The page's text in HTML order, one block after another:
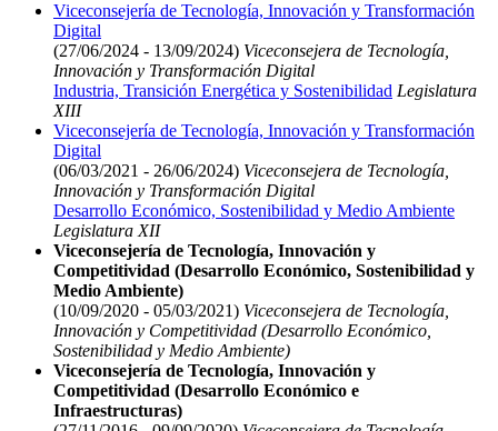
Viceconsejería de Tecnología, Innovación y Transformación
Digital
(27/06/2024 - 13/09/2024) Viceconsejera de Tecnología,
Innovación y Transformación Digital
Industria, Transición Energética y Sostenibilidad Legislatura
XIII
Viceconsejería de Tecnología, Innovación y Transformación
Digital
(06/03/2021 - 26/06/2024) Viceconsejera de Tecnología,
Innovación y Transformación Digital
Desarrollo Económico, Sostenibilidad y Medio Ambiente
Legislatura XII
Viceconsejería de Tecnología, Innovación y
Competitividad (Desarrollo Económico, Sostenibilidad y
Medio Ambiente)
(10/09/2020 - 05/03/2021) Viceconsejera de Tecnología,
Innovación y Competitividad (Desarrollo Económico,
Sostenibilidad y Medio Ambiente)
Viceconsejería de Tecnología, Innovación y
Competitividad (Desarrollo Económico e
Infraestructuras)